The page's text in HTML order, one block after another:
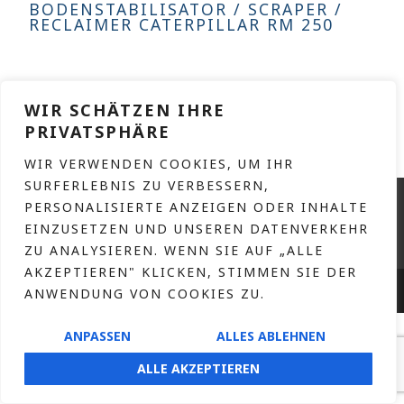
WIR SCHÄTZEN IHRE
PRIVATSPHÄRE
WIR VERWENDEN COOKIES, UM IHR
SURFERLEBNIS ZU VERBESSERN,
PERSONALISIERTE ANZEIGEN ODER INHALTE
EINZUSETZEN UND UNSEREN DATENVERKEHR
ZU ANALYSIEREN. WENN SIE AUF „ALLE
AKZEPTIEREN" KLICKEN, STIMMEN SIE DER
ANWENDUNG VON COOKIES ZU.
ANPASSEN
ALLES ABLEHNEN
ALLE AKZEPTIEREN
BODENSTABILISATOR / SCRAPER /
RECLAIMER CATERPILLAR RM 250
WEITERLESEN
IMPRESSUM
DATENSCHUTZERKLÄRUNG
COPYRIGHT © 2026 – DESIGN BYHOFNAAR.DE